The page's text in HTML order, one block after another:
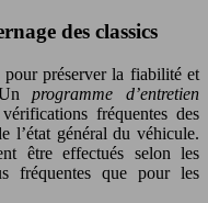
des classics
préserver la fiabilité et
Unprogramme d’entretien
fréquentes des
l’état général du véhicule.
être effectués selon les
fréquentes que pour les